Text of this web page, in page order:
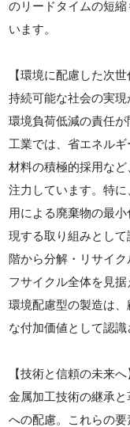
のリードタイムの短
います。
【環境に配慮した次
持続可能な社会の実
環境負荷低減の責任
工業では、省エネル
材料の積極的採用な
注力しています。特
用による廃棄物の最
現する取り組みとし
階から分解・リサイ
フサイクル全体を見
環境配慮型の製造は
な付加価値として認識
【技術と信頼の未来へ
金属加工技術の継承
への配慮。これらの